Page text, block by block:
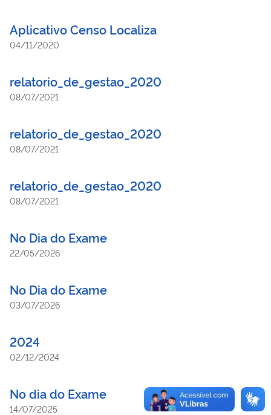
Aplicativo Censo Localiza
04/11/2020
relatorio_de_gestao_2020
08/07/2021
relatorio_de_gestao_2020
08/07/2021
relatorio_de_gestao_2020
08/07/2021
No Dia do Exame
22/05/2026
No Dia do Exame
03/07/2026
2024
02/12/2024
No dia do Exame
14/07/2025